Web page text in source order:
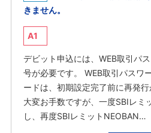
きません。
A1
デビット申込には、WEB取引パ
号が必要です。 WEB取引パスワ
ードは、初期設定完了前に再発行
大変お手数ですが、一度SBIレミ
し、再度SBIレミットNEOBAN…